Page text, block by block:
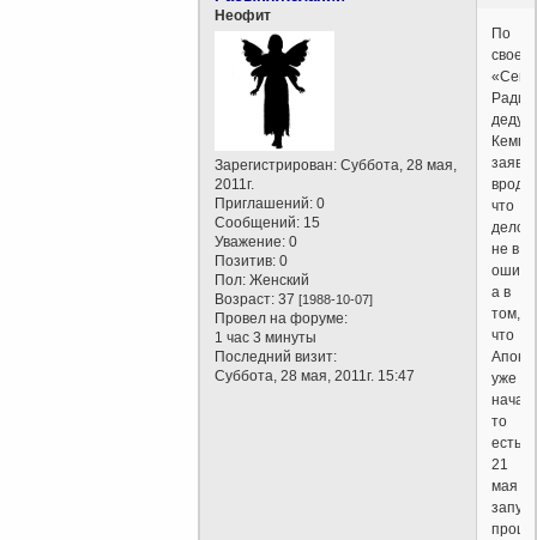
Неофит
Зарегистрирован: Суббота, 28 мая,
2011г.
Приглашений: 0
Сообщений: 15
Уважение: 0
Позитив: 0
Пол: Женский
Возраст: 37[1988-10-07]
Провел на форуме:
1 час 3 минуты
Последний визит:
Суббота, 28 мая, 2011г. 15:47
По
вроде,
что
дело
не в
а в
том,
что
уже
то
есть
21
мая